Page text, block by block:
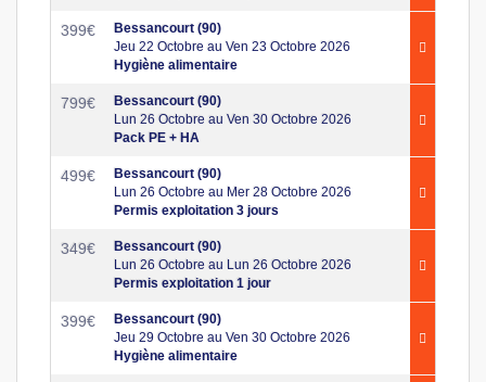
399€
Bessancourt (90)
Jeu 22 Octobre au Ven 23 Octobre 2026
Hygiène alimentaire
799€
Bessancourt (90)
Lun 26 Octobre au Ven 30 Octobre 2026
Pack PE + HA
499€
Bessancourt (90)
Lun 26 Octobre au Mer 28 Octobre 2026
Permis exploitation 3 jours
349€
Bessancourt (90)
Lun 26 Octobre au Lun 26 Octobre 2026
Permis exploitation 1 jour
399€
Bessancourt (90)
Jeu 29 Octobre au Ven 30 Octobre 2026
Hygiène alimentaire